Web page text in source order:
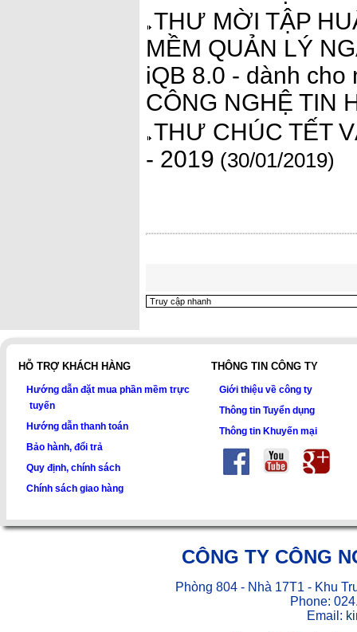
THƯ MỜI TẬP
MỀM QUẢN LÝ
iQB 8.0 - dành cho
CÔNG NGHỆ TIN
THƯ CHÚC TẾT
- 2019 (30/01/2019)
HỖ TRỢ KHÁCH HÀNG
Hướng dẫn đặt mua phần mềm trực
tuyến
Hướng dẫn thanh toán
Bảo hành, đổi trả
Quy định, chính sách
Chính sách giao hàng
THÔNG TIN CÔNG TY
Giới thiệu về công ty
Thông tin Tuyển dụng
Thông tin Khuyến mại
CÔNG TY CÔNG
Phòng 804 - Nhà 17T1 - Khu
Phone:
Email: